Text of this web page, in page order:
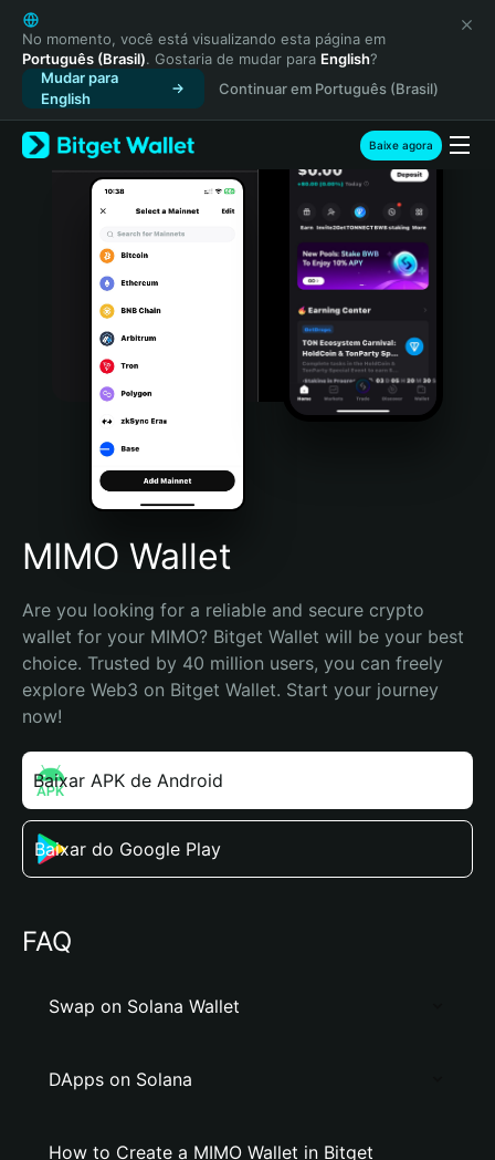
English
日本語
Tiếng Việt
Русский
Español (Latinoamérica)
Türkçe
Italiano
Português (Portugal)
Bahasa Indonesia
Português (Brasil)
Español (Argentina)
No momento, você está visualizando esta página em
Português (Brasil). Gostaria de mudar para English?
Mudar para
English
Continuar em Português (Brasil)
Baixe agora
MIMO Wallet
Are you looking for a reliable and secure crypto
wallet for your MIMO? Bitget Wallet will be your best
choice. Trusted by 40 million users, you can freely
explore Web3 on Bitget Wallet. Start your journey
now!
Baixar APK de Android
Baixar do Google Play
FAQ
Swap on Solana Wallet
DApps on Solana
How to Create a MIMO Wallet in Bitget